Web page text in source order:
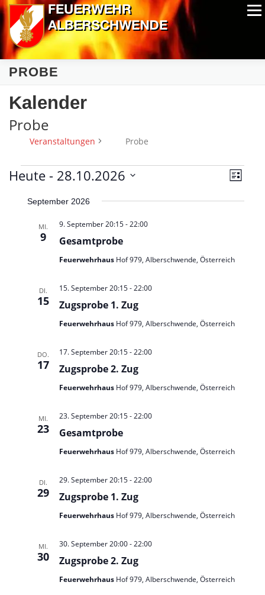
Zum
Inhalt
springen
Menü
ALPIN-NASSWETTBEWERB MITGLIEDER
AUSRÜSTUNG
PROBE
Kalender
Probe
Veranstaltungen Probe
V
A
s
t
N
g
o
V
e
a
Liste
Heute - 28.10.2026
wählen.September 2026
MI.
9 Gesamtprobe
9. September 20:15-22:00
Feuerwehrhaus Hof 979, Alberschwende, Österreich
DI.
15 Zugsprobe 1. Zug
15. September 20:15-22:00
Feuerwehrhaus Hof 979, Alberschwende, Österreich
DO.
17 Zugsprobe 2. Zug
17. September 20:15-22:00
Feuerwehrhaus Hof 979, Alberschwende, Österreich
MI.
23 Gesamtprobe
23. September 20:15-22:00
Feuerwehrhaus Hof 979, Alberschwende, Österreich
DI.
29 Zugsprobe 1. Zug
29. September 20:15-22:00
Feuerwehrhaus Hof 979, Alberschwende, Österreich
MI.
30 Zugsprobe 2. Zug
30. September 20:00-22:00
Feuerwehrhaus Hof 979, Alberschwende, Österreich